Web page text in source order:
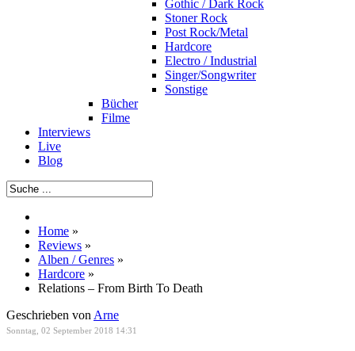
Gothic / Dark Rock
Stoner Rock
Post Rock/Metal
Hardcore
Electro / Industrial
Singer/Songwriter
Sonstige
Bücher
Filme
Interviews
Live
Blog
Home »
Reviews »
Alben / Genres »
Hardcore »
Relations – From Birth To Death
Geschrieben von Arne
Sonntag, 02 September 2018 14:31